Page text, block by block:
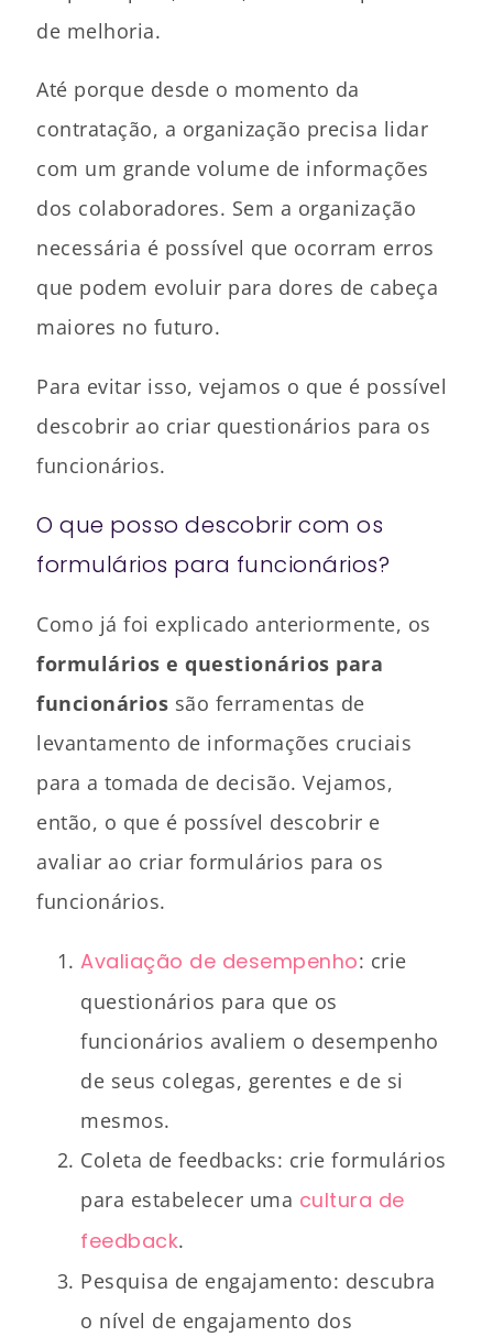
de melhoria.
Até porque desde o momento da
contratação, a organização precisa lidar
com um grande volume de informações
dos colaboradores. Sem a organização
necessária é possível que ocorram erros
que podem evoluir para dores de cabeça
maiores no futuro.
Para evitar isso, vejamos o que é possível
descobrir ao criar questionários para os
funcionários.
O que posso descobrir com os
formulários para funcionários?
Como já foi explicado anteriormente, os
formulários e questionários para
funcionários são ferramentas de
levantamento de informações cruciais
para a tomada de decisão. Vejamos,
então, o que é possível descobrir e
avaliar ao criar formulários para os
funcionários.
Avaliação de desempenho: crie
questionários para que os
funcionários avaliem o desempenho
de seus colegas, gerentes e de si
mesmos.
Coleta de feedbacks: crie formulários
para estabelecer uma cultura de
feedback.
Pesquisa de engajamento: descubra
o nível de engajamento dos